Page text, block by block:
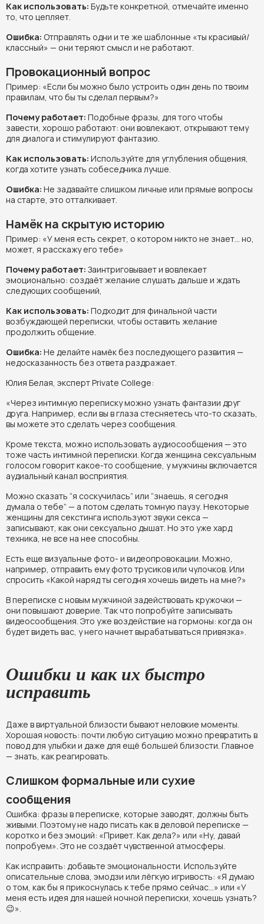
Как использовать: Будьте конкретной, отмечайте именно
то, что цепляет.
Ошибка: Отправлять одни и те же шаблонные «ты красивый/
классный» — они теряют смысл и не работают.
Провокационный вопрос
Пример: «Если бы можно было устроить один день по твоим
правилам, что бы ты сделал первым?»
Почему работает: Подобные фразы, для того чтобы
завести, хорошо работают: они вовлекают, открывают тему
для диалога и стимулируют фантазию.
Как использовать: Используйте для углубления общения,
когда хотите узнать собеседника лучше.
Ошибка: Не задавайте слишком личные или прямые вопросы
на старте, это отталкивает.
Намёк на скрытую историю
Пример: «У меня есть секрет, о котором никто не знает… но,
может, я расскажу его тебе»
Почему работает: Заинтриговывает и вовлекает
эмоционально: создаёт желание слушать дальше и ждать
следующих сообщений,
Как использовать: Подходит для финальной части
возбуждающей переписки, чтобы оставить желание
продолжить общение.
Ошибка: Не делайте намёк без последующего развития —
недосказанность без ответа раздражает.
Юлия Белая, эксперт Private College:
«Через интимную переписку можно узнать фантазии друг
друга. Например, если вы в глаза стесняетесь что-то сказать,
вы можете это сделать через сообщения.
Кроме текста, можно использовать аудиосообщения — это
тоже часть интимной переписки. Когда женщина сексуальным
голосом говорит какое-то сообщение, у мужчины включается
аудиальный канал восприятия.
Можно сказать “я соскучилась” или “знаешь, я сегодня
думала о тебе” — а потом сделать томную паузу. Некоторые
женщины для секстинга используют звуки секса —
записывают, как они сексуально дышат. Но это уже хард
техника, не все на нее способны.
Есть еще визуальные фото- и видеопровокации. Можно,
например, отправить ему фото трусиков или чулочков. Или
спросить «Какой наряд ты сегодня хочешь видеть на мне?»
В переписке с новым мужчиной задействовать кружочки —
они повышают доверие. Так что попробуйте записывать
видеосообщения. Это уже воздействие на гормоны: когда он
будет видеть вас, у него начнет вырабатываться привязка».
Ошибки и как их быстро
исправить
Даже в виртуальной близости бывают неловкие моменты.
Хорошая новость: почти любую ситуацию можно превратить в
повод для улыбки и даже для ещё большей близости. Главное
— знать, как реагировать.
Слишком формальные или сухие
сообщения
Ошибка: фразы в переписке, которые заводят, должны быть
живыми. Поэтому не надо писать как в деловой переписке —
коротко и без эмоций: «Привет. Как дела?» или «Ну, давай
попробуем». Это не создаёт чувственной атмосферы.
Как исправить: добавьте эмоциональности. Используйте
описательные слова, эмодзи или лёгкую игривость: «Я думаю
о том, как бы я прикоснулась к тебе прямо сейчас…» или «У
меня есть идея для нашей ночной переписки, хочешь узнать?
😉».